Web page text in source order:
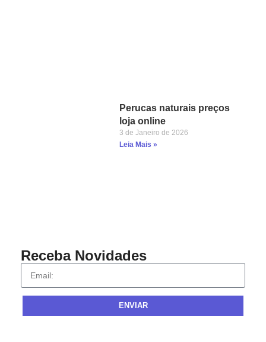
Perucas naturais preços
loja online
3 de Janeiro de 2026
Leia Mais »
Receba Novidades
ENVIAR